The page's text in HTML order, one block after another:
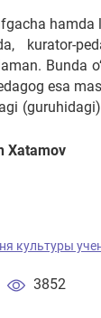
hamda
kurator-
Bunda
esa
tashqari,
dars o‘tish
huquq
muvofiq
o‘z
Xatamov
3852
культуры